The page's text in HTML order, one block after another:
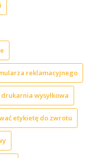
reklamacyjnego
drukarnia wysyłkowa
etykietę do zwrotu